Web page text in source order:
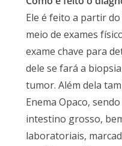
Ele é feito a partir
meio de exames
exame chave para
dele se fará a
tumor. Além dela
Enema Opaco,
intestino grosso,
laboratoriais,